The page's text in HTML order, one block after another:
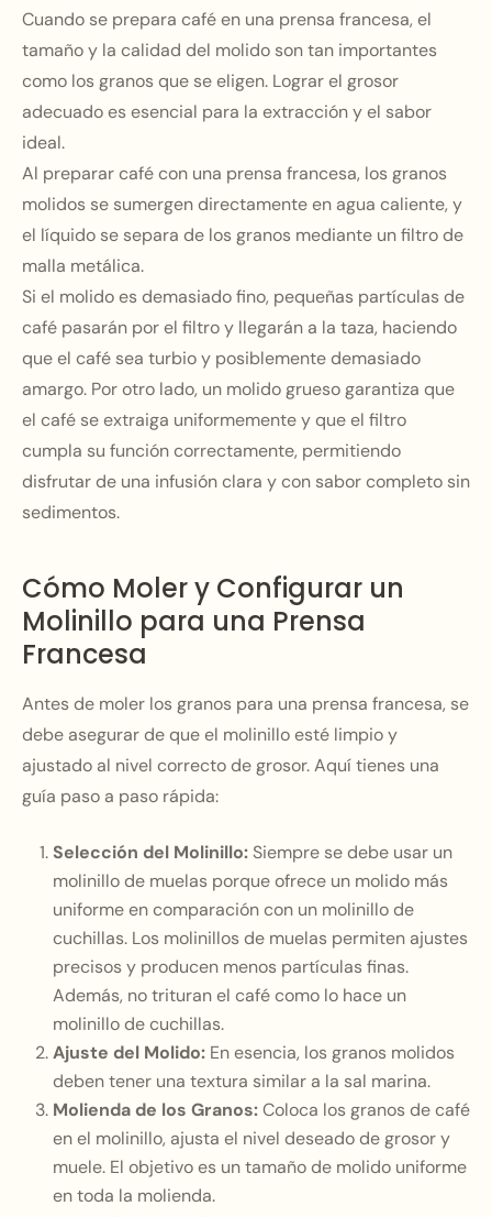
Cuando se prepara café en una prensa francesa, el
tamaño y la calidad del molido son tan importantes
como los granos que se eligen. Lograr el grosor
adecuado es esencial para la extracción y el sabor
ideal.
Al preparar café con una prensa francesa, los granos
molidos se sumergen directamente en agua caliente, y
el líquido se separa de los granos mediante un filtro de
malla metálica.
Si el molido es demasiado fino, pequeñas partículas de
café pasarán por el filtro y llegarán a la taza, haciendo
que el café sea turbio y posiblemente demasiado
amargo. Por otro lado, un molido grueso garantiza que
el café se extraiga uniformemente y que el filtro
cumpla su función correctamente, permitiendo
disfrutar de una infusión clara y con sabor completo sin
sedimentos.
Cómo Moler y Configurar un
Molinillo para una Prensa
Francesa
Antes de moler los granos para una prensa francesa, se
debe asegurar de que el molinillo esté limpio y
ajustado al nivel correcto de grosor. Aquí tienes una
guía paso a paso rápida:
Selección del Molinillo:Siempre se debe usar un
molinillo de muelas porque ofrece un molido más
uniforme en comparación con un molinillo de
cuchillas. Los molinillos de muelas permiten ajustes
precisos y producen menos partículas finas.
Además, no trituran el café como lo hace un
molinillo de cuchillas.
Ajuste del Molido: En esencia, los granos molidos
deben tener una textura similar a la sal marina.
Molienda de los Granos:Coloca los granos de café
en el molinillo, ajusta el nivel deseado de grosor y
muele. El objetivo es un tamaño de molido uniforme
en toda la molienda.